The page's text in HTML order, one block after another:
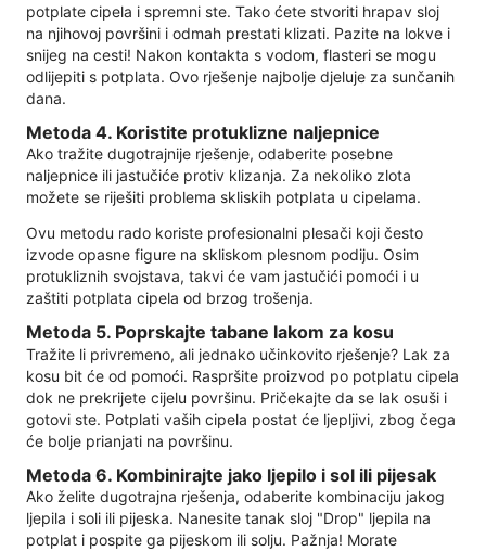
potplate cipela i spremni ste. Tako ćete stvoriti hrapav sloj
na njihovoj površini i odmah prestati klizati. Pazite na lokve i
snijeg na cesti! Nakon kontakta s vodom, flasteri se mogu
odlijepiti s potplata. Ovo rješenje najbolje djeluje za sunčanih
dana.
Metoda 4. Koristite protuklizne naljepnice
Ako tražite dugotrajnije rješenje, odaberite posebne
naljepnice ili jastučiće protiv klizanja. Za nekoliko zlota
možete se riješiti problema skliskih potplata u cipelama.
Ovu metodu rado koriste profesionalni plesači koji često
izvode opasne figure na skliskom plesnom podiju. Osim
protukliznih svojstava, takvi će vam jastučići pomoći i u
zaštiti potplata cipela od brzog trošenja.
Metoda 5. Poprskajte tabane lakom za kosu
Tražite li privremeno, ali jednako učinkovito rješenje? Lak za
kosu bit će od pomoći. Raspršite proizvod po potplatu cipela
dok ne prekrijete cijelu površinu. Pričekajte da se lak osuši i
gotovi ste. Potplati vaših cipela postat će ljepljivi, zbog čega
će bolje prianjati na površinu.
Metoda 6. Kombinirajte jako ljepilo i sol ili pijesak
Ako želite dugotrajna rješenja, odaberite kombinaciju jakog
ljepila i soli ili pijeska. Nanesite tanak sloj "Drop" ljepila na
potplat i pospite ga pijeskom ili solju. Pažnja! Morate